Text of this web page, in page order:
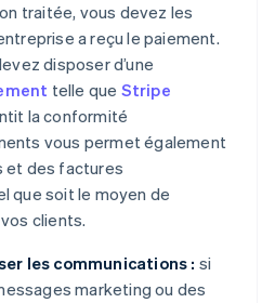
traitée, vous devez les
a reçu le paiement.
disposer d’une
telle que Stripe
la conformité
vous permet également
et des factures
que soit le moyen de
clients.
les communications : si
marketing ou des